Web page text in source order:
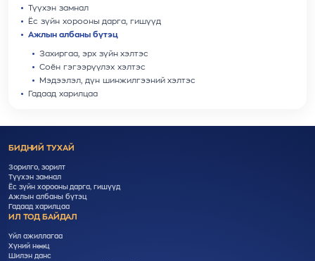
Түүхэн замнал
Ёс зүйн хорооны дарга, гишүүд
Ажлын албаны бүтэц
Захиргаа, эрх зүйн хэлтэс
Соён гэгээрүүлэх хэлтэс
Мэдээлэл, дүн шинжилгээний хэлтэс
Гадаад харилцаа
БИДНИЙ ТУХАЙ
Зорилго, зорилт
Түүхэн замнал
Ёс зүйн хорооны дарга, гишүүд
Ажлын албаны бүтэц
Гадаад харилцаа
ИЛ ТОД БАЙДАЛ
Үйл ажиллагаа
Хүний нөөц
Шилэн данс